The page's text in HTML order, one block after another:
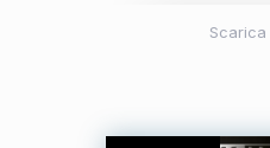
Scarica